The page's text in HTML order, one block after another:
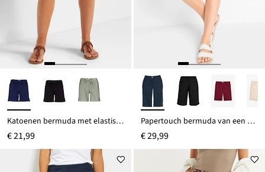
Katoenen bermuda met elastische band
€ 21,99
Papertouch bermuda van een katoenmix
€ 29,99